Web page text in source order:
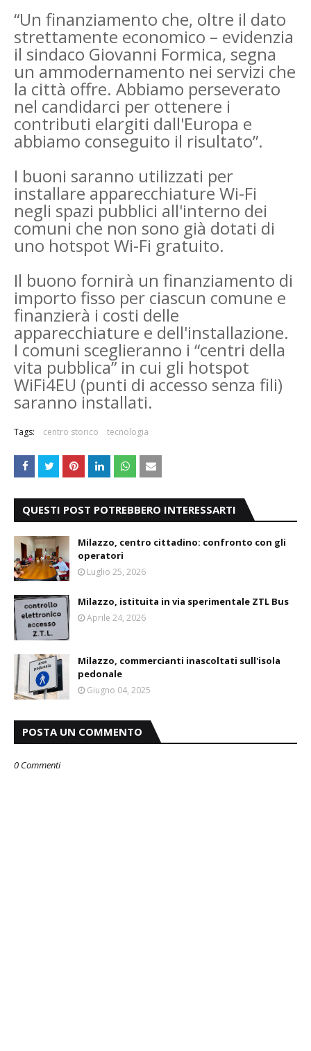
“Un finanziamento che, oltre il dato
strettamente economico – evidenzia
il sindaco Giovanni Formica, segna
un ammodernamento nei servizi che
la città offre. Abbiamo perseverato
nel candidarci per ottenere i
contributi elargiti dall'Europa e
abbiamo conseguito il risultato”.
I buoni saranno utilizzati per
installare apparecchiature Wi-Fi
negli spazi pubblici all'interno dei
comuni che non sono già dotati di
uno hotspot Wi-Fi gratuito.
Il buono fornirà un finanziamento di
importo fisso per ciascun comune e
finanzierà i costi delle
apparecchiature e dell'installazione.
I comuni sceglieranno i “centri della
vita pubblica” in cui gli hotspot
WiFi4EU (punti di accesso senza fili)
saranno installati.
Tags: centro storico tecnologia
QUESTI POST POTREBBERO INTERESSARTI
Milazzo, centro cittadino: confronto con gli
operatori
Luglio 25, 2026
Milazzo, istituita in via sperimentale ZTL Bus
Aprile 24, 2026
Milazzo, commercianti inascoltati sull'isola
pedonale
Giugno 04, 2025
POSTA UN COMMENTO
0 Commenti